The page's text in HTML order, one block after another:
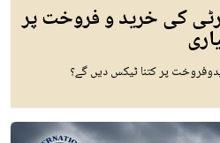
پراپرٹی کی خرید و فروخت پر
پر کتنا ٹیکس دیں گے؟